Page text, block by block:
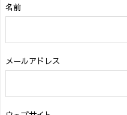
名前
メールアドレス